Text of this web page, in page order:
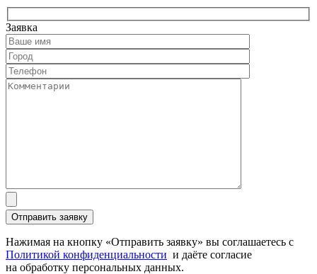
Заявка
Нажимая на кнопку «Отправить заявку» вы соглашаетесь с
Политикой конфиденциальности и даёте согласие
на обработку персональных данных.